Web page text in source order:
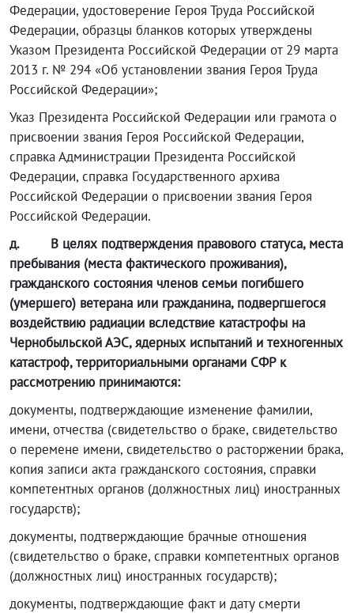
Федерации, удостоверение Героя Труда Российской
Федерации, образцы бланков которых утверждены
Указом Президента Российской Федерации от 29 марта
2013 г. № 294 «Об установлении звания Героя Труда
Российской Федерации»;
Указ Президента Российской Федерации или грамота о
присвоении звания Героя Российской Федерации,
справка Администрации Президента Российской
Федерации, справка Государственного архива
Российской Федерации о присвоении звания Героя
Российской Федерации.
д. В целях подтверждения правового статуса, места
пребывания (места фактического проживания),
гражданского состояния членов семьи погибшего
(умершего) ветерана или гражданина, подвергшегося
воздействию радиации вследствие катастрофы на
Чернобыльской АЭС, ядерных испытаний и техногенных
катастроф, территориальными органами СФР к
рассмотрению принимаются:
документы, подтверждающие изменение фамилии,
имени, отчества (свидетельство о браке, свидетельство
о перемене имени, свидетельство о расторжении брака,
копия записи акта гражданского состояния, справки
компетентных органов (должностных лиц) иностранных
государств);
документы, подтверждающие брачные отношения
(свидетельство о браке, справки компетентных органов
(должностных лиц) иностранных государств);
документы, подтверждающие факт и дату смерти